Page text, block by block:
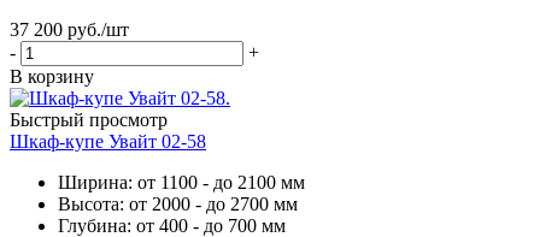
37 200 руб./шт
-
+
В корзину
Быстрый просмотр
Шкаф-купе Увайт 02-58
Ширина: от 1100 - до 2100 мм
Высота: от 2000 - до 2700 мм
Глубина: от 400 - до 700 мм